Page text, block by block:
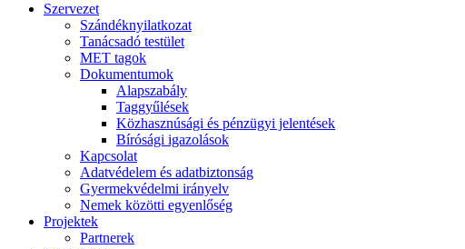
Szervezet
Szándéknyilatkozat
Tanácsadó testület
MET tagok
Dokumentumok
Alapszabály
Taggyűlések
Közhasznúsági és pénzügyi jelentések
Bírósági igazolások
Kapcsolat
Adatvédelem és adatbiztonság
Gyermekvédelmi irányelv
Nemek közötti egyenlőség
Projektek
Partnerek